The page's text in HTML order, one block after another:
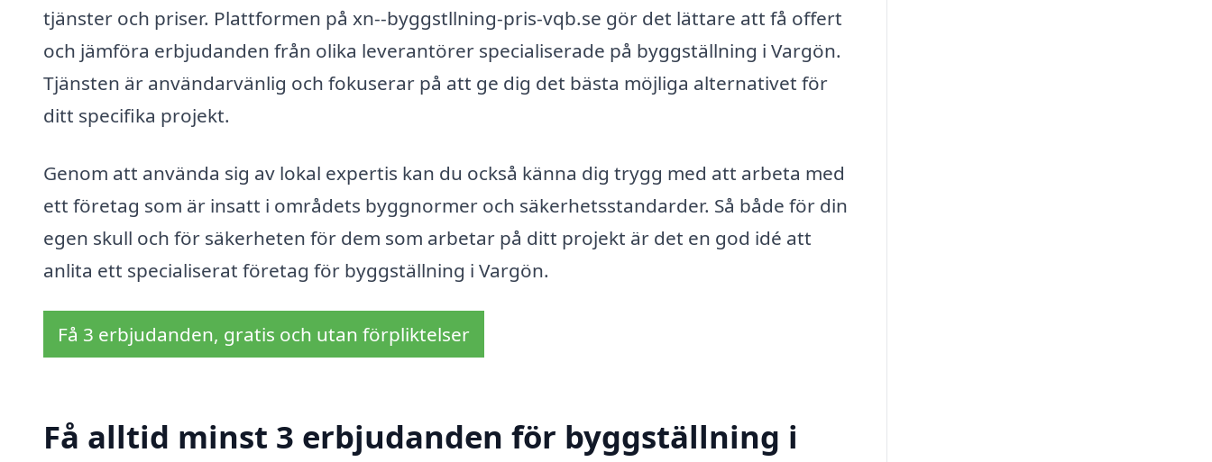
tjänster och priser. Plattformen på xn--byggstllning-pris-vqb.se gör det lättare att få offert
och jämföra erbjudanden från olika leverantörer specialiserade på byggställning i Vargön.
Tjänsten är användarvänlig och fokuserar på att ge dig det bästa möjliga alternativet för
ditt specifika projekt.
Genom att använda sig av lokal expertis kan du också känna dig trygg med att arbeta med
ett företag som är insatt i områdets byggnormer och säkerhetsstandarder. Så både för din
egen skull och för säkerheten för dem som arbetar på ditt projekt är det en god idé att
anlita ett specialiserat företag för byggställning i Vargön.
Få 3 erbjudanden, gratis och utan förpliktelser
Få alltid minst 3 erbjudanden för byggställning i